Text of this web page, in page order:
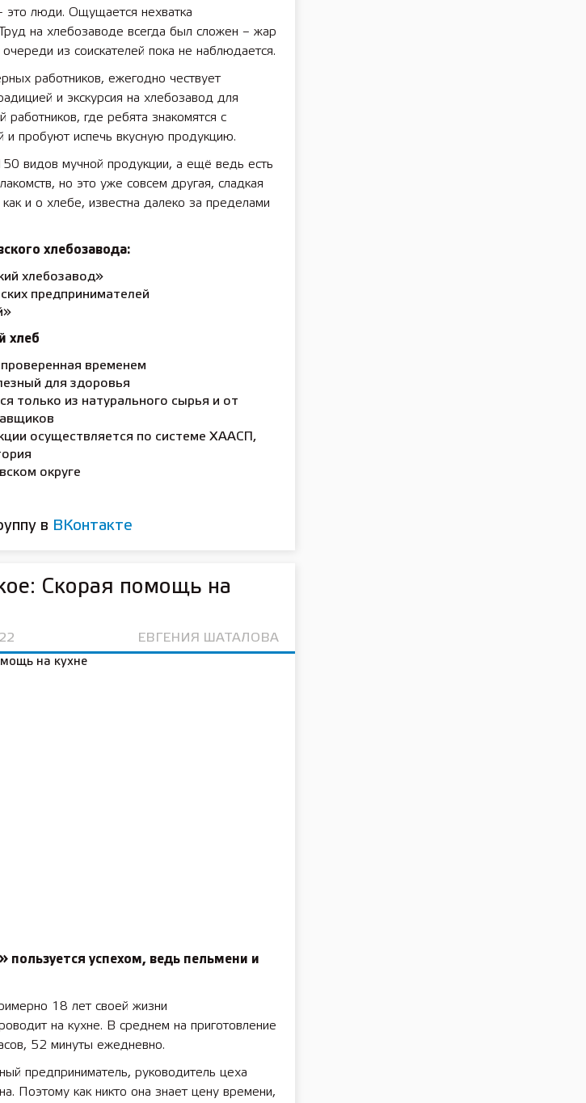
это люди. Ощущается нехватка
на хлебозаводе всегда был сложен – жар
из соискателей пока не наблюдается.
работников, ежегодно чествует
и экскурсия на хлебозавод для
где ребята знакомятся с
и пробуют испечь вкусную продукцию.
видов мучной продукции, а ещё ведь есть
но это уже совсем другая, сладкая
и о хлебе, известна далеко за пределами
хлебозавода:
хлебозавод»
предпринимателей
хлеб
временем
для здоровья
только из натурального сырья и от
осуществляется по системе ХААСП,
округе
в ВКонтакте
Скорая помощь на
ЕВГЕНИЯ ШАТАЛОВА
пользуется успехом, ведь пельмени и
18 лет своей жизни
на кухне. В среднем на приготовление
52 минуты ежедневно.
предприниматель, руководитель цеха
Поэтому как никто она знает цену времени,